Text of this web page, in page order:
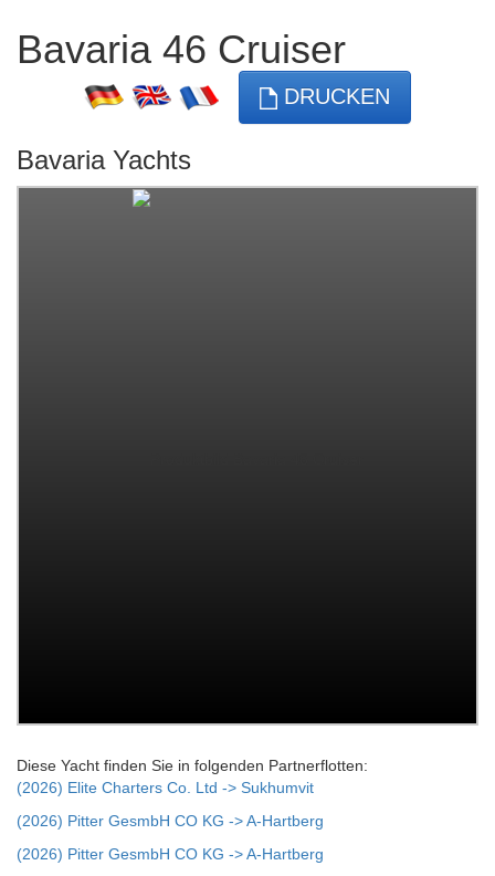
Bavaria 46 Cruiser
DRUCKEN
Bavaria Yachts
Diese Yacht finden Sie in folgenden Partnerflotten:
(2026) Elite Charters Co. Ltd -> Sukhumvit
(2026) Pitter GesmbH CO KG -> A-Hartberg
(2026) Pitter GesmbH CO KG -> A-Hartberg